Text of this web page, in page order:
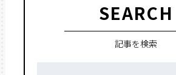
SEARCH
記事を検索